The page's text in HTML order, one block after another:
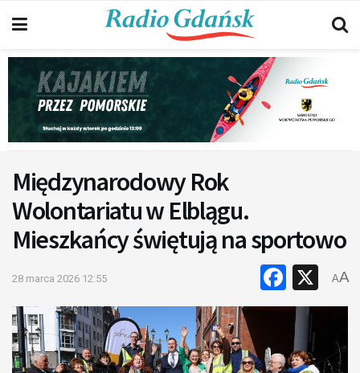
Międzynarodowy Rok
Wolontariatu w Elblągu.
Mieszkańcy świętują na sportowo
28 marca 2026 12:55 X
AA